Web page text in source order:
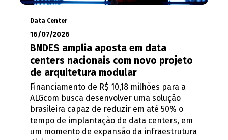
Data Center
16/07/2026
BNDES amplia aposta em data
centers nacionais com novo projeto
de arquitetura modular
Financiamento de R$ 10,18 milhões para a
ALGcom busca desenvolver uma solução
brasileira capaz de reduzir em até 50% o
tempo de implantação de data centers, em
um momento de expansão da infraestrutura